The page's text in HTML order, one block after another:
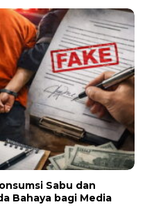
Sabu dan
Bahaya bagi Media